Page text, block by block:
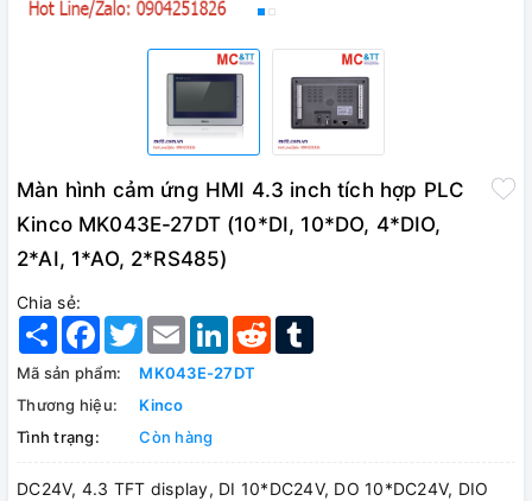
Màn hình cảm ứng HMI 4.3 inch tích hợp PLC
Kinco MK043E-27DT (10*DI, 10*DO, 4*DIO,
2*AI, 1*AO, 2*RS485)
Chia sẻ:
Share Facebook
TwitterEmail LinkedInReddit
Mã sản phẩm:
MK043E-27DT
Thương hiệu:
Kinco
Tình trạng:
Còn hàng
DC24V, 4.3 TFT display, DI 10*DC24V, DO 10*DC24V, DIO